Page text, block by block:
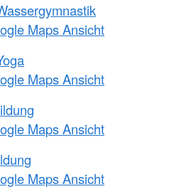
Maps Ansicht
Maps Ansicht
Maps Ansicht
Maps Ansicht